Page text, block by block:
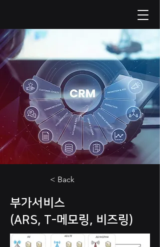
< Back
부가서비스
(ARS, T-메모링, 비즈링)